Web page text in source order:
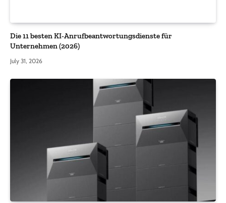
Die 11 besten KI-Anrufbeantwortungsdienste für
Unternehmen (2026)
July 31, 2026